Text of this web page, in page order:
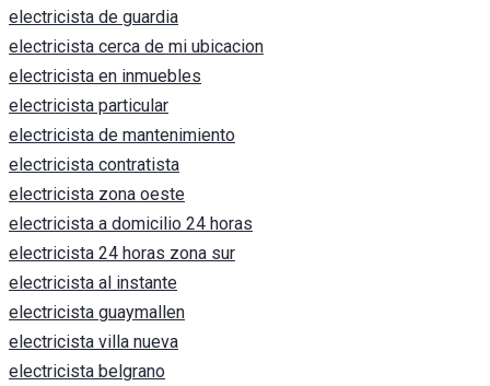
electricista de guardia
electricista cerca de mi ubicacion
electricista en inmuebles
electricista particular
electricista de mantenimiento
electricista contratista
electricista zona oeste
electricista a domicilio 24 horas
electricista 24 horas zona sur
electricista al instante
electricista guaymallen
electricista villa nueva
electricista belgrano